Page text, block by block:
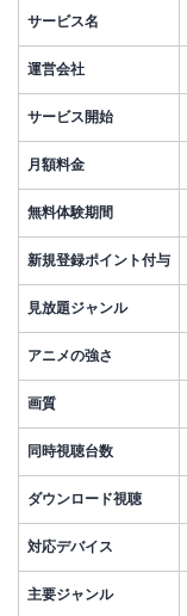
サービス名
運営会社
サービス開始
月額料金
無料体験期間
新規登録ポイント付与
見放題ジャンル
アニメの強さ
画質
同時視聴台数
ダウンロード視聴
対応デバイス
主要ジャンル